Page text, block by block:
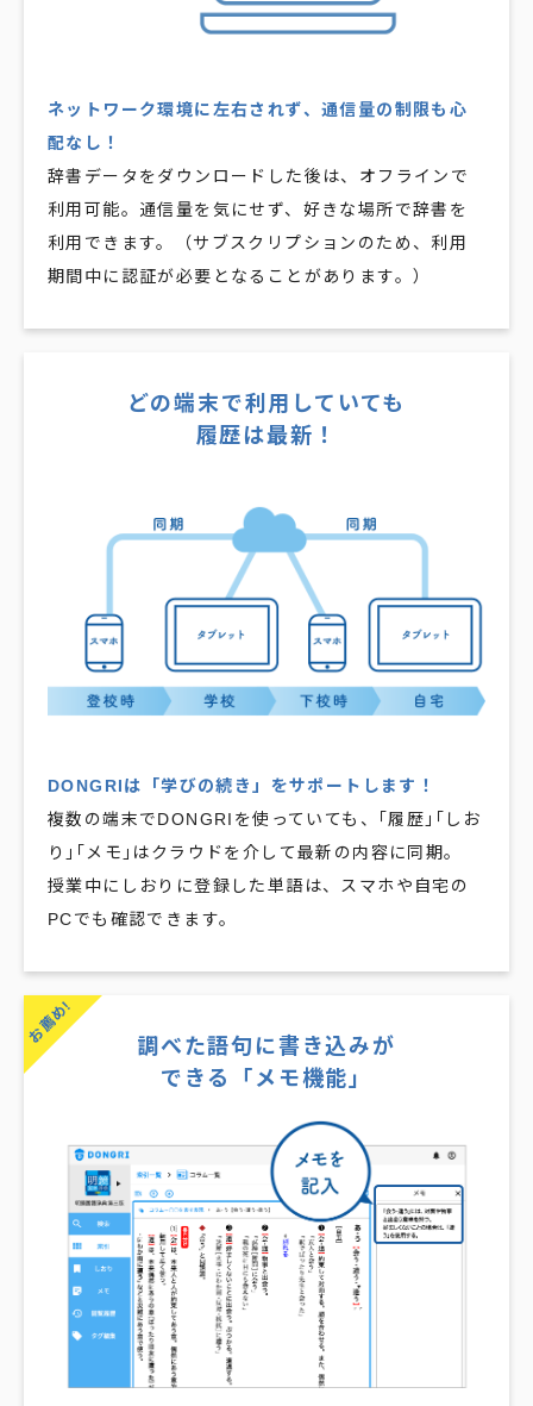
ネットワーク環境に左右されず、通信量の制限も心
配なし！
辞書データをダウンロードした後は、オフラインで
利用可能。通信量を気にせず、好きな場所で辞書を
利用できます。（サブスクリプションのため、利用
期間中に認証が必要となることがあります。）​
どの端末で利用していても
履歴は最新！
DONGRIは「学びの続き」をサポートします！
複数の端末でDONGRIを使っていても、｢履歴｣｢しお
り｣｢メモ｣はクラウドを介して最新の内容に同期。
授業中にしおりに登録した単語は、スマホや自宅の
PCでも確認できます。​
お薦め!
調べた語句に書き込みが
できる「メモ機能」